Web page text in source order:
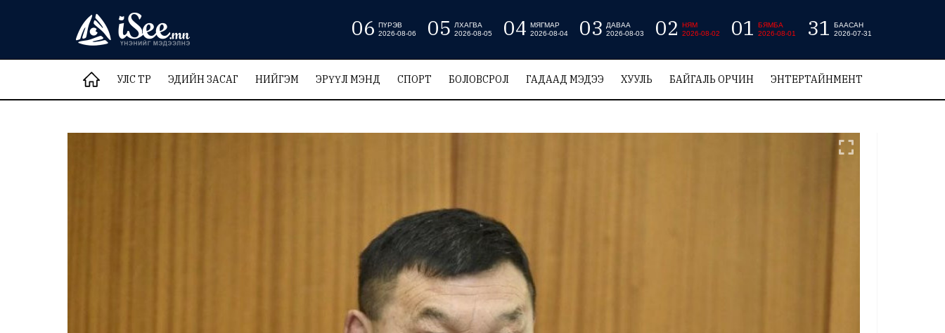
06 ПҮРЭВ
2026-08-06
05
ЛХАГВА
2026-08-05
04 МЯГМАР
2026-08-04
03
ДАВАА
2026-08-03
02
НЯМ
2026-08-02
01
БЯМБА
2026-08-01
31
БААСАН
2026-07-31
УЛС ТӨР ЭДИЙН ЗАСАГ НИЙГЭМ ЭРҮҮЛ МЭНД СПОРТ БОЛОВСРОЛ ГАДААД МЭДЭЭ ХУУЛЬ БАЙГАЛЬ ОРЧИН ЭНТЕРТАЙНМЕНТ